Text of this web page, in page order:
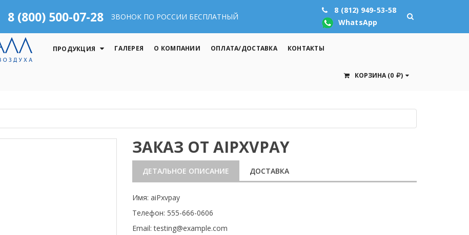
8 (800) 500-07-28 ЗВОНОК ПО РОССИИ БЕСПЛАТНЫЙ
8 (812) 949-53-58
WhatsApp
ПРОДУКЦИЯ ГАЛЕРЕЯ О КОМПАНИИ ОПЛАТА/ДОСТАВКА КОНТАКТЫ
КОРЗИНА (0 )
ЗАКАЗ ОТ AIPXVPAY
ДЕТАЛЬНОЕ ОПИСАНИЕ ДОСТАВКА
Имя: aiPxvpay
Телефон: 555-666-0606
Email: testing@example.com